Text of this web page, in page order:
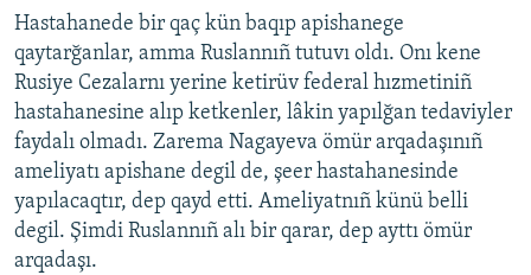
Hastahanede bir qaç kün baqıp apishanege
qaytarğanlar, amma Ruslannıñ tutuvı oldı. Onı kene
Rusiye Cezalarnı yerine ketirüv federal hızmetiniñ
hastahanesine alıp ketkenler, lâkin yapılğan tedaviyler
faydalı olmadı. Zarema Nagayeva ömür arqadaşınıñ
ameliyatı apishane degil de, şeer hastahanesinde
yapılacaqtır, dep qayd etti. Ameliyatnıñ künü belli
degil. Şimdi Ruslannıñ alı bir qarar, dep ayttı ömür
arqadaşı.